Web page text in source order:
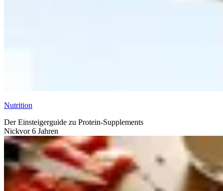
Nutrition
Der Einsteigerguide zu Protein-Supplements
Nickvor 6 Jahren